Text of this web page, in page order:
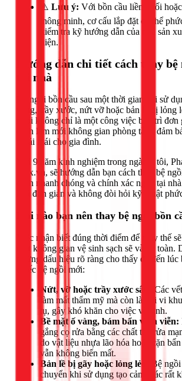
⚠️ Lưu ý: Với bồn cầu liền khối
thông minh, cơ cấu lắp đặt có thể
kiểm tra kỹ hướng dẫn của nhà sản
hiện.
Hướng dẫn chi tiết cách thay bệ
tại nhà
Bệ ngồi bồn cầu sau một thời gian dài sử
vàng, trầy xước, nứt vỡ hoặc bản lề bị lỏng
ngồi không chỉ là một công việc bảo trì đơn
cách làm mới không gian phòng tắm, đảm
thoải mái cho gia đình.
Với 9 năm kinh nghiệm trong ngành, tôi,
1Fix.vn, sẽ hướng dẫn bạn cách thay bệ
cách nhanh chóng và chính xác ngay tại
khá đơn giản và không đòi hỏi kỹ thuật
Khi nào bạn nên thay bệ ngồi bồn
Việc nhận biết đúng thời điểm để thay thế
một không gian vệ sinh sạch sẽ và an toàn.
những dấu hiệu rõ ràng cho thấy đã đến lúc
chiếc bệ ngồi mới:
Nứt, vỡ hoặc trầy xước sâu:
Các
làm mất thẩm mỹ mà còn là nơi vi
tụ, gây khó khăn cho việc vệ sinh.
Bề mặt ố vàng, bám bẩn vĩnh viễn:
gắng cọ rửa bằng các chất tẩy rửa
do vật liệu nhựa lão hóa hoặc cặn
vẫn không biến mất.
Bản lề bị gãy hoặc lỏng lẻo:
Bệ
chuyển khi sử dụng tạo cảm giác rất